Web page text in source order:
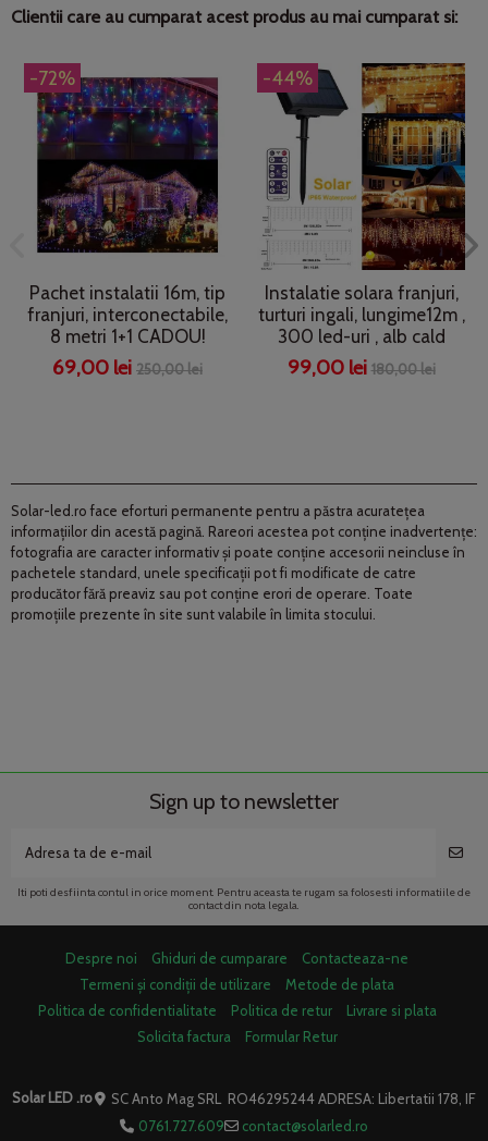
Clientii care au cumparat acest produs au mai cumparat si:
-72%
Pachet instalatii 16m, tip
franjuri, interconectabile,
8 metri 1+1 CADOU!
69,00 lei 250,00 lei
-44%
Instalatie solara franjuri,
turturi ingali, lungime12m ,
300 led-uri , alb cald
99,00 lei 180,00 lei
Solar-led.ro face eforturi permanente pentru a păstra acurateţea
informaţiilor din acestă pagină. Rareori acestea pot conţine inadvertenţe:
fotografia are caracter informativ şi poate conţine accesorii neincluse în
pachetele standard, unele specificaţii pot fi modificate de catre
producător fără preaviz sau pot conţine erori de operare. Toate
promoţiile prezente în site sunt valabile în limita stocului.
Sign up to newsletter
Iti poti desfiinta contul in orice moment. Pentru aceasta te rugam sa folosesti informatiile de
contact din nota legala.
Despre noi Ghiduri de cumparare
Contacteaza-ne
Termeni și condiții de utilizare
Metode de plata
Politica de confidentialitate
Politica de retur
Livrare si plata
Solicita factura
Formular Retur
Solar LED .ro
SC Anto Mag SRL RO46295244 ADRESA: Libertatii 178, IF
0761.727.609
contact@solarled.ro